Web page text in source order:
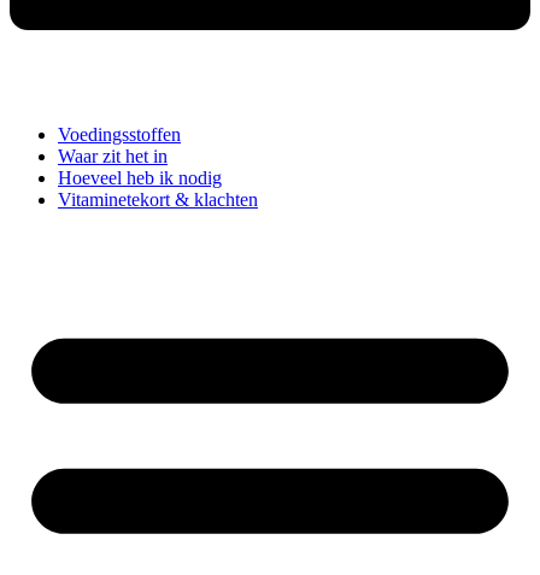
Voedingsstoffen
Waar zit het in
Hoeveel heb ik nodig
Vitaminetekort & klachten